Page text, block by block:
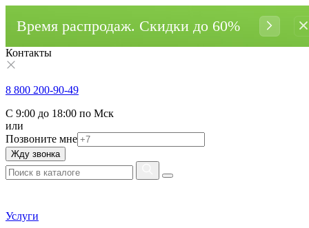
Время распродаж. Cкидки до 60%
Контакты
8 800 200-90-49
С 9:00 до 18:00 по Мск
или
Позвоните мне
Жду звонка
Услуги